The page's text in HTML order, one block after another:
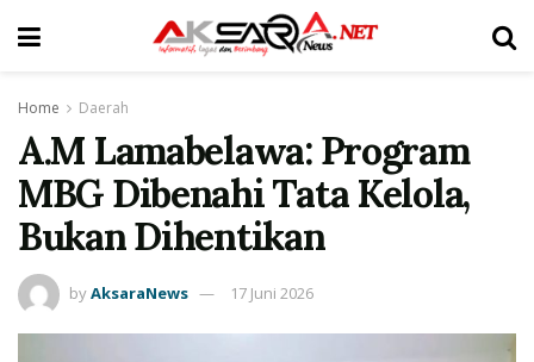
Home Daerah
A.M Lamabelawa: Program
MBG Dibenahi Tata Kelola,
Bukan Dihentikan
byAksaraNews 17 Juni 2026